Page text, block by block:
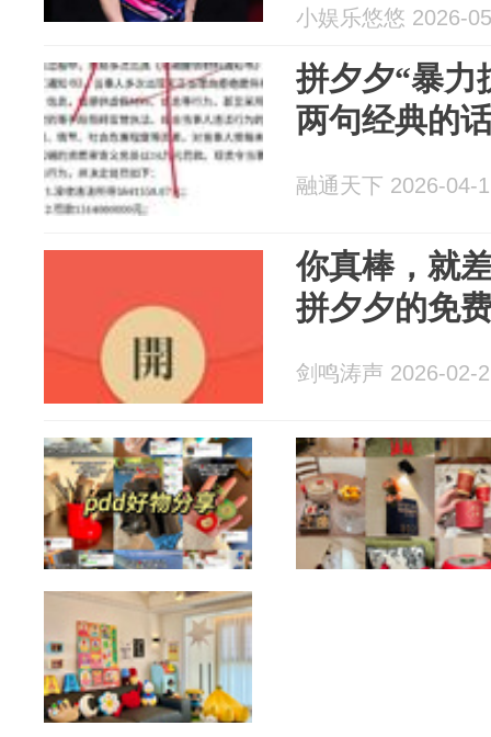
小娱乐悠悠 2026-
拼夕夕“暴力
两句经典的
融通天下 2026-04-
你真棒，就
拼夕夕的免
剑鸣涛声 2026-02-